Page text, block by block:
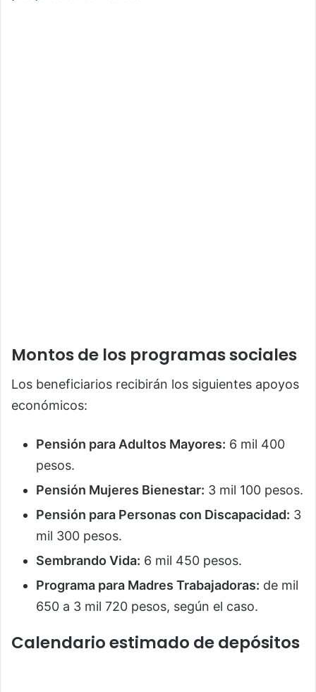
Montos de los programas sociales
Los beneficiarios recibirán los siguientes apoyos
económicos:
Pensión para Adultos Mayores: 6 mil 400
pesos.
Pensión Mujeres Bienestar: 3 mil 100 pesos.
Pensión para Personas con Discapacidad: 3
mil 300 pesos.
Sembrando Vida: 6 mil 450 pesos.
Programa para Madres Trabajadoras: de mil
650 a 3 mil 720 pesos, según el caso.
Calendario estimado de depósitos